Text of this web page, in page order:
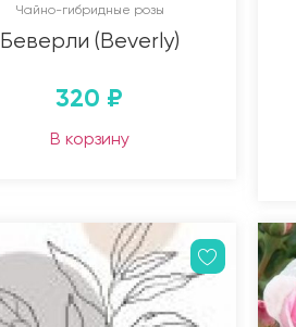
Чайно-гибридные розы
Беверли (Beverly)
320 ₽
В корзину